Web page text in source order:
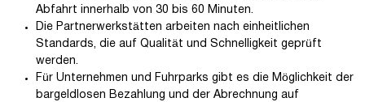
Abfahrt innerhalb von 30 bis 60 Minuten.
Die Partnerwerkstätten arbeiten nach einheitlichen
Standards, die auf Qualität und Schnelligkeit geprüft
werden.
Für Unternehmen und Fuhrparks gibt es die Möglichkeit der
bargeldlosen Bezahlung und der Abrechnung auf